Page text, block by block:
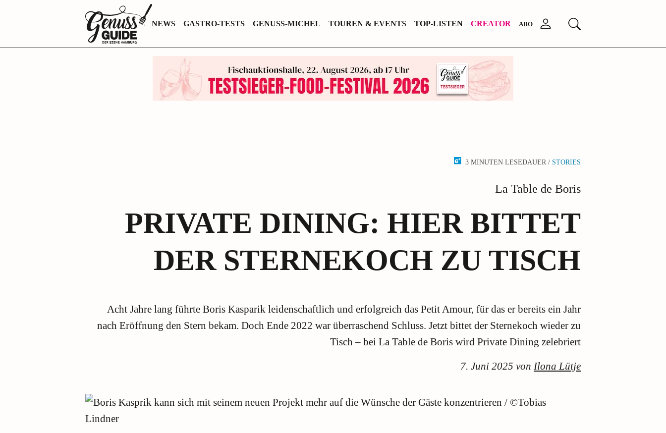
Zurück
zur
Startseite
NEWS GASTRO-TESTS GENUSS-MICHEL TOUREN & EVENTS TOP-LISTEN CREATOR ABO AnmeldenSuchen
3 MINUTEN LESEDAUER / STORIES
La Table de Boris
PRIVATE DINING: HIER BITTET
DER STERNEKOCH ZU TISCH
Acht Jahre lang führte Boris Kasparik leidenschaftlich und erfolgreich das Petit Amour, für das er bereits ein Jahr
nach Eröffnung den Stern bekam. Doch Ende 2022 war überraschend Schluss. Jetzt bittet der Sternekoch wieder zu
Tisch – bei La Table de Boris wird Private Dining zelebriert
7. Juni 2025 von Ilona Lütje